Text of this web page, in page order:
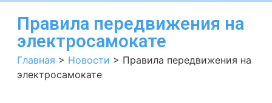
Правила передвижения на
электросамокате
Главная > Новости > Правила передвижения на
электросамокате